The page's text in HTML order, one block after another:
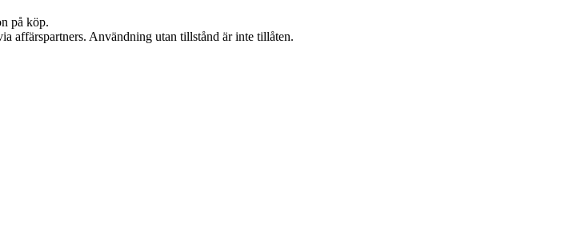
på köp.
affärspartners. Användning utan tillstånd är inte tillåten.